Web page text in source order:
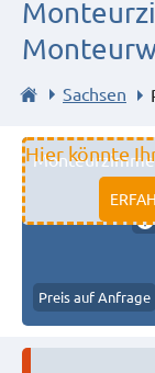
Sachsen
Hier könnte
Preis auf Anfrage